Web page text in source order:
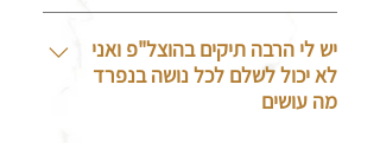
כן ישנו הליך אשר ניתן לתבוע עיזבון
אך לא בכל מצב יש כדאיות, מומלץ
לבדוק מול משרדנו
יש לי הרבה תיקים בהוצל"פ ואני
לא יכול לשלם לכל נושה בנפרד
מה עושים